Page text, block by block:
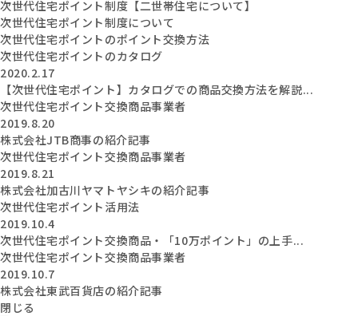
次世代住宅ポイント制度【二世帯住宅について】
次世代住宅ポイント制度について
次世代住宅ポイントのポイント交換方法
次世代住宅ポイントのカタログ
2020.2.17
【次世代住宅ポイント】カタログでの商品交換方法を解説...
次世代住宅ポイント交換商品事業者
2019.8.20
株式会社JTB商事の紹介記事
次世代住宅ポイント交換商品事業者
2019.8.21
株式会社加古川ヤマトヤシキの紹介記事
次世代住宅ポイント活用法
2019.10.4
次世代住宅ポイント交換商品・「10万ポイント」の上手...
次世代住宅ポイント交換商品事業者
2019.10.7
株式会社東武百貨店の紹介記事
閉じる